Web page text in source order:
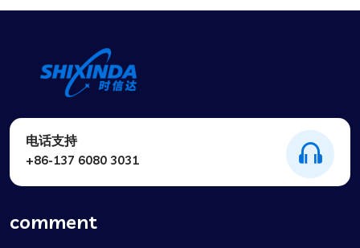
电话支持
+86-137 6080 3031
comment